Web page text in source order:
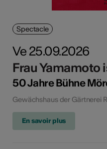
Spectacle
Ve 25.09.2026
Frau Yamamoto
50 Jahre Bühne
Gewächshaus der Gärtnerei
En savoir plus